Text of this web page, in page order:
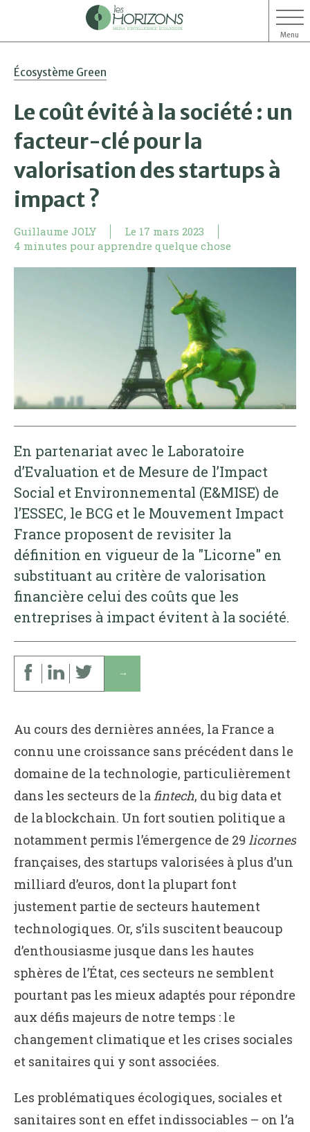
Menu
Écosystème Green
Le coût évité à la société : un
facteur-clé pour la
valorisation des startups à
impact ?
Guillaume JOLY Le 17 mars 2023
4 minutes pour apprendre quelque chose
En partenariat avec le Laboratoire
d’Evaluation et de Mesure de l’Impact
Social et Environnemental (E&MISE) de
l’ESSEC, le BCG et le Mouvement Impact
France proposent de revisiter la
définition en vigueur de la "Licorne" en
substituant au critère de valorisation
financière celui des coûts que les
entreprises à impact évitent à la société.
↓
Au cours des dernières années, la France a
connu une croissance sans précédent dans le
domaine de la technologie, particulièrement
dans les secteurs de la fintech, du big data et
de la blockchain. Un fort soutien politique a
notamment permis l’émergence de 29 licornes
françaises, des startups valorisées à plus d’un
milliard d’euros, dont la plupart font
justement partie de secteurs hautement
technologiques. Or, s’ils suscitent beaucoup
d’enthousiasme jusque dans les hautes
sphères de l’État, ces secteurs ne semblent
pourtant pas les mieux adaptés pour répondre
aux défis majeurs de notre temps : le
changement climatique et les crises sociales
et sanitaires qui y sont associées.
Les problématiques écologiques, sociales et
sanitaires sont en effet indissociables – on l’a